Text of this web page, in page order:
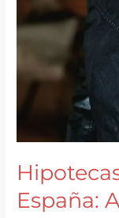
España: